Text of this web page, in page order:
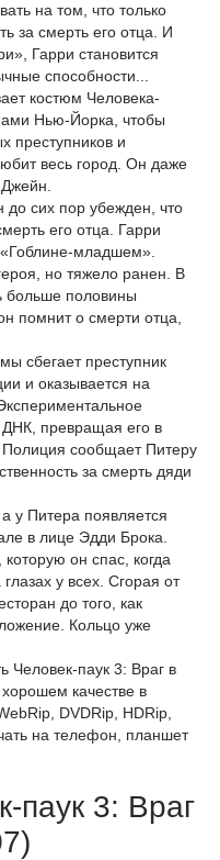
на том, что только
за смерть его отца. И
Гарри становится
способности...
костюм Человека-
Нью-Йорка, чтобы
преступников и
весь город. Он даже
сих пор убежден, что
его отца. Гарри
«Гоблине-младшем».
но тяжело ранен. В
больше половины
помнит о смерти отца,
сбегает преступник
и оказывается на
ДНК, превращая его в
Полиция сообщает Питеру
за смерть дяди
у Питера появляется
в лице Эдди Брока.
он спас, когда
у всех. Сгорая от
до того, как
Кольцо уже
Человек-паук 3: Враг в
качестве в
DVDRip, HDRip,
на телефон, планшет
паук 3: Враг